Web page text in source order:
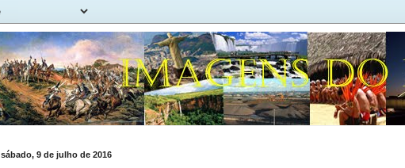
sábado, 9 de julho de 2016